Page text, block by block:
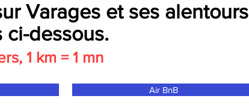
Varages et ses alentours
ci-dessous.
1 km = 1 mn
Air BnB